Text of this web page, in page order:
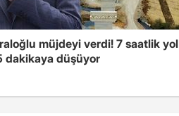
müjdeyi verdi! 7 saatlik yol
dakikaya düşüyor